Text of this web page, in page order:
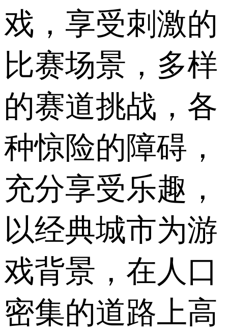
戏，享受刺激的
比赛场景，多样
的赛道挑战，各
种惊险的障碍，
充分享受乐趣，
以经典城市为游
戏背景，在人口
密集的道路上高